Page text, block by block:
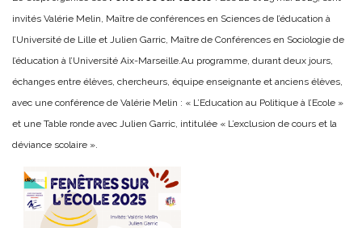
invités Valérie Melin, Maître de conférences en Sciences de l’éducation à
l’Université de Lille et Julien Garric, Maître de Conférences en Sociologie de
l’éducation à l’Université Aix-Marseille.Au programme, durant deux jours,
échanges entre élèves, chercheurs, équipe enseignante et anciens élèves,
avec une conférence de Valérie Melin : « L’Education au Politique à l’Ecole »
et une Table ronde avec Julien Garric, intitulée « L’exclusion de cours et la
déviance scolaire ».